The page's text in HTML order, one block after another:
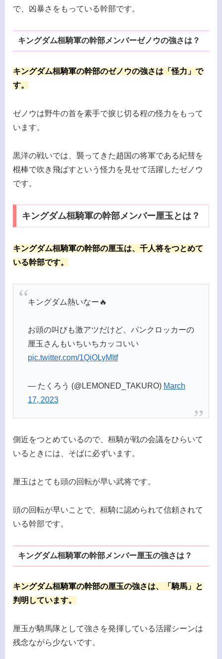
で、凶暴さをもっている幹部です。
キングダム桓騎軍の幹部メンバーゼノウの強さは？
キングダム桓騎軍の幹部のゼノウの強さは「怪力」で
す。
ゼノウは野牛の首を素手で捩じ切る程の怪力をもって
います。
黒洋の戦いでは、襲ってきた趙国の将軍である紀彗を
棍棒で吹き飛ばすという怪力を見せて活躍したゼノウ
です。
キングダム桓騎軍の幹部メンバー厘玉とは？
キングダム桓騎軍の幹部の厘玉は、千人将をつとめて
いる幹部です。
キングダム熱いなー🔥
お頭の叫びも激アツだけど、パンクロッカーの
厘玉さんもいちいちカッコいい
pic.twitter.com/1QiOLyMItf
— たくろう (@LEMONED_TAKURO) March
17, 2023
側近をつとめているので、桓騎が戦の会議をひらいて
いるときには、そばに必ずいます。
厘玉はとても頭の回転が早い武将です。
頭の回転が早いことで、桓騎に認められて信頼されて
いる幹部です。
キングダム桓騎軍の幹部メンバー厘玉の強さは？
キングダム桓騎軍の幹部の厘玉の強さは、「騎馬」と
判明しています。
厘玉が騎馬隊として強さを発揮している活躍シーンは
残念ながら少ないです。